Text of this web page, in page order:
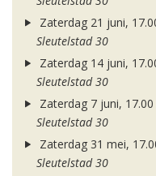
Zaterdag 21 juni,
Sleutelstad 30
Zaterdag 14 juni,
Sleutelstad 30
Zaterdag 7 juni,
Sleutelstad 30
Zaterdag 31 mei,
Sleutelstad 30